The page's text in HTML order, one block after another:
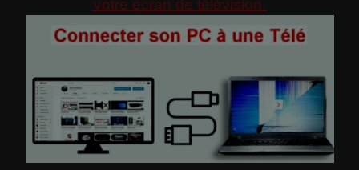
votre écran de télévision.